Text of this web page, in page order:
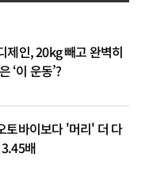
제인, 20kg 빼고 완벽히
‘이 운동’?
토바이보다 '머리' 더 다
배